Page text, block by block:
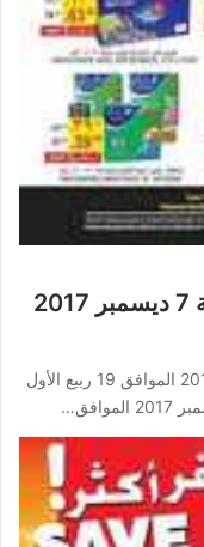
عروض التميمي الدمام الأسبوعية 7 ديسمبر 2017
عروض التميمي الدمام الأسبوعية 7 ديسمبر 2017 الموافق 19 ربيع الأول